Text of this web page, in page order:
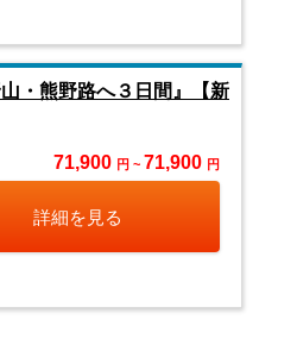
・熊野路へ３日間』【新
71,900 円 ~ 71,900 円
詳細を見る